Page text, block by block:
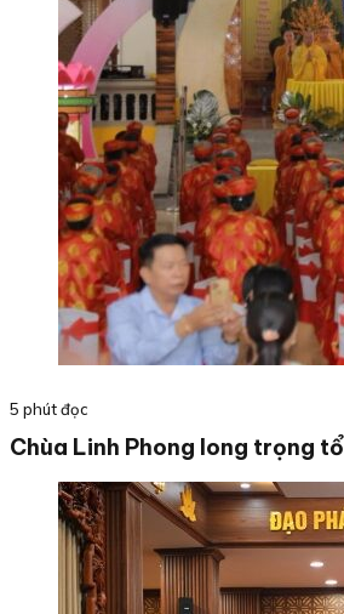
5 phút đọc
Chùa Linh Phong long trọng